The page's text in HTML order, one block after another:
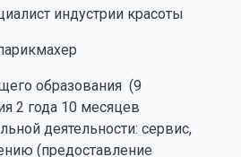
индустрии красоты
образования (9
2 года 10 месяцев
деятельности: сервис,
(предоставление